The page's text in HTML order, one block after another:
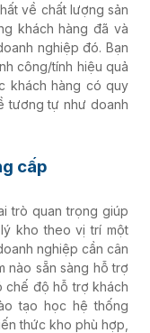
về chất lượng sản
khách hàng đã và
nghiệp đó. Bạn
công/tính hiệu quả
khách hàng có quy
tương tự như doanh
cấp
trò quan trọng giúp
kho theo vị trí một
nghiệp cần cân
nào sẵn sàng hỗ trợ
chế độ hỗ trợ khách
tạo học hệ thống
thức kho phù hợp,